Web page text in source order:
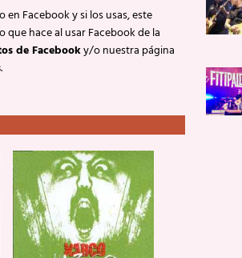
Facebook y si los usas, este
hace al usar Facebook de la
de Facebooky/o nuestra página
.